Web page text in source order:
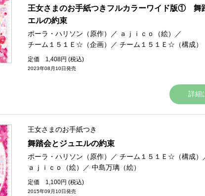
王女さまのお手紙つきフルカラーワイド版① 舞
エルの約束
ポーラ・ハリソン（原作） ／ ａｊｉｃｏ（絵）
／
チーム１５１Ｅ☆（企画）
／ チーム１５１Ｅ☆（構成）
定価 1,408円 (税込)
2023年08月10日発売
詳細
王女さまのお手紙つき
舞踏会とジュエルの約束
ポーラ・ハリソン（原作） ／ チーム１５１Ｅ☆（構成）
ａｊｉｃｏ（絵）
／ 中島万璃（絵）
定価 1,100円 (税込)
2015年09月10日発売